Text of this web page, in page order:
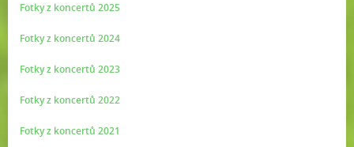
Fotky z koncertů 2025
Fotky z koncertů 2024
Fotky z koncertů 2023
Fotky z koncertů 2022
Fotky z koncertů 2021